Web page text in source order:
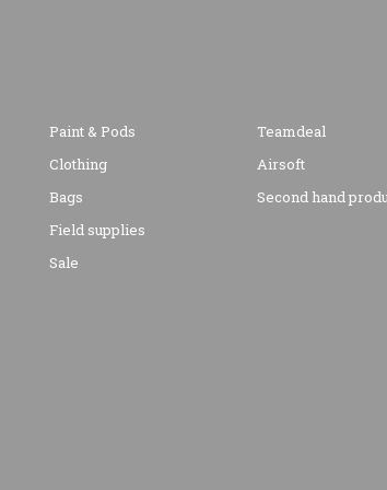
Paint & Pods
Clothing
Bags
Field supplies
Sale
Teamdeal
Airsoft
Second hand